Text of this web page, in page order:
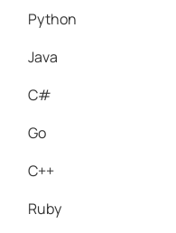
Python
Java
C#
Go
C++
Ruby